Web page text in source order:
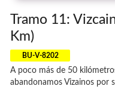
Tramo 11:
Km)
BU-V-8202
A poco más de 50
abandonamos Vizainos por